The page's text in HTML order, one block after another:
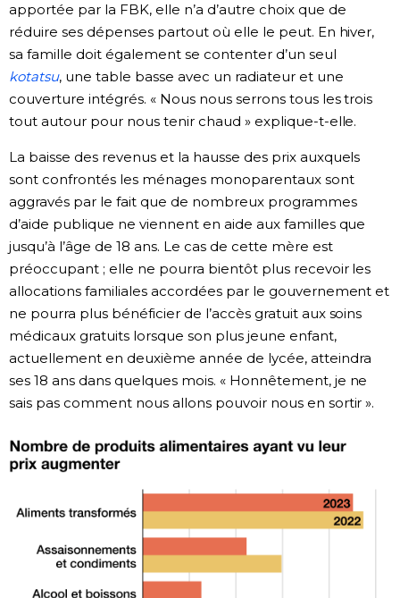
apportée par la FBK, elle n’a d’autre choix que de
réduire ses dépenses partout où elle le peut. En hiver,
sa famille doit également se contenter d’un seul
kotatsu, une table basse avec un radiateur et une
couverture intégrés. « Nous nous serrons tous les trois
tout autour pour nous tenir chaud » explique-t-elle.
La baisse des revenus et la hausse des prix auxquels
sont confrontés les ménages monoparentaux sont
aggravés par le fait que de nombreux programmes
d’aide publique ne viennent en aide aux familles que
jusqu’à l’âge de 18 ans. Le cas de cette mère est
préoccupant ; elle ne pourra bientôt plus recevoir les
allocations familiales accordées par le gouvernement et
ne pourra plus bénéficier de l’accès gratuit aux soins
médicaux gratuits lorsque son plus jeune enfant,
actuellement en deuxième année de lycée, atteindra
ses 18 ans dans quelques mois. « Honnêtement, je ne
sais pas comment nous allons pouvoir nous en sortir ».